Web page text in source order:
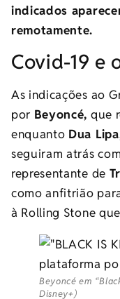
indicados
remotamente.
Covid-19 e
As indicações ao
por Beyoncé, que
enquanto Dua
seguiram atrás
representante de
como anfitrião
à Rolling Stone
Beyoncé em
Disney+)